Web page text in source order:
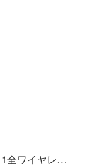
蛍石BC 1全ワイヤレー監視防犯カメラ200万画素1080 P電池カメラ本体電池ラインラインラインネット